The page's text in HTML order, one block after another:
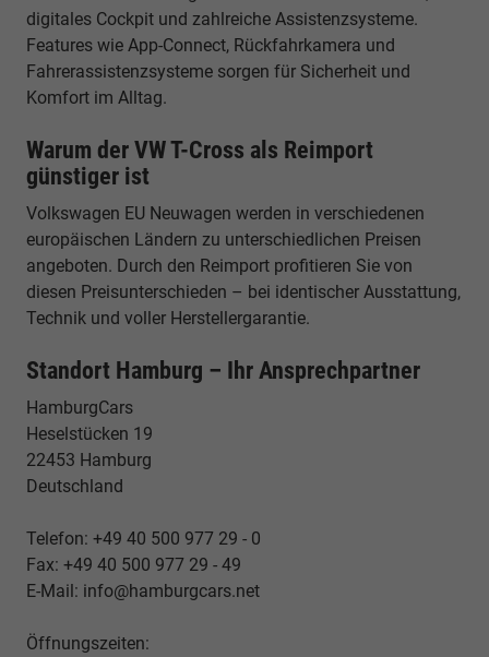
digitales Cockpit und zahlreiche Assistenzsysteme.
Features wie App-Connect, Rückfahrkamera und
Fahrerassistenzsysteme sorgen für Sicherheit und
Komfort im Alltag.
Warum der VW T-Cross als Reimport
günstiger ist
Volkswagen EU Neuwagen werden in verschiedenen
europäischen Ländern zu unterschiedlichen Preisen
angeboten. Durch den Reimport profitieren Sie von
diesen Preisunterschieden – bei identischer Ausstattung,
Technik und voller Herstellergarantie.
Standort Hamburg – Ihr Ansprechpartner
HamburgCars
Heselstücken 19
22453 Hamburg
Deutschland
Telefon: +49 40 500 977 29 - 0
Fax: +49 40 500 977 29 - 49
E-Mail: info@hamburgcars.net
Öffnungszeiten: